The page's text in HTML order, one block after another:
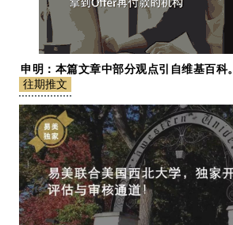
申明：本篇文章中部分观点引自维基百科。
往期推文